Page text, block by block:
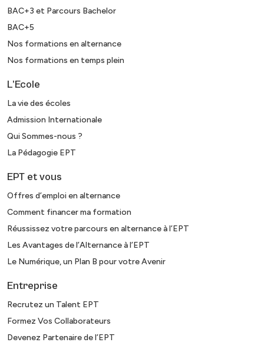
BAC+3 et Parcours Bachelor
BAC+5
Nos formations en alternance
Nos formations en temps plein
L’Ecole
La vie des écoles
Admission Internationale
Qui Sommes-nous ?
La Pédagogie EPT
EPT et vous
Offres d’emploi en alternance
Comment financer ma formation
Réussissez votre parcours en alternance à l’EPT
Les Avantages de l’Alternance à l’EPT
Le Numérique, un Plan B pour votre Avenir
Entreprise
Recrutez un Talent EPT
Formez Vos Collaborateurs
Devenez Partenaire de l’EPT